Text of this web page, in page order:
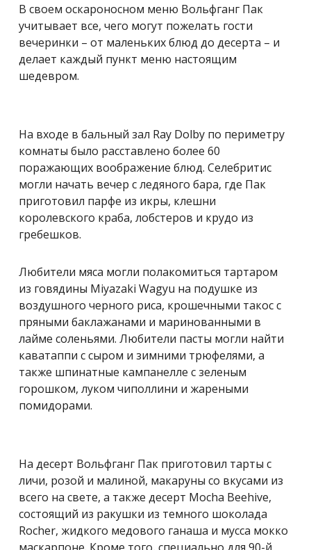
В своем оскароносном меню Вольфганг Пак
учитывает все, чего могут пожелать гости
вечеринки – от маленьких блюд до десерта – и
делает каждый пункт меню настоящим
шедевром.
На входе в бальный зал Ray Dolby по периметру
комнаты было расставлено более 60
поражающих воображение блюд. Селебритиc
могли начать вечер с ледяного бара, где Пак
приготовил парфе из икры, клешни
королевского краба, лобстеров и крудо из
гребешков.
Любители мяса могли полакомиться тартаром
из говядины Miyazaki Wagyu на подушке из
воздушного черного риса, крошечными такос с
пряными баклажанами и маринованными в
лайме соленьями. Любители пасты могли найти
каватаппи с сыром и зимними трюфелями, а
также шпинатные кампанелле с зеленым
горошком, луком чиполлини и жареными
помидорами.
На десерт Вольфганг Пак приготовил тарты с
личи, розой и малиной, макаруны со вкусами из
всего на свете, а также десерт Mocha Beehive,
состоящий из ракушки из темного шоколада
Rocher, жидкого медового ганаша и мусса мокко